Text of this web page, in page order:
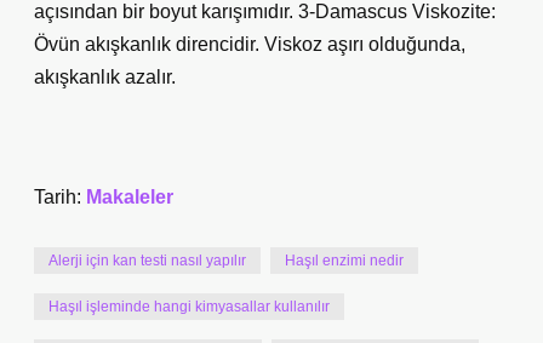
açısından bir boyut karışımıdır. 3-Damascus Viskozite:
Övün akışkanlık direncidir. Viskoz aşırı olduğunda,
akışkanlık azalır.
Tarih: Makaleler
Alerji için kan testi nasıl yapılır Haşıl enzimi nedir
Haşıl işleminde hangi kimyasallar kullanılır